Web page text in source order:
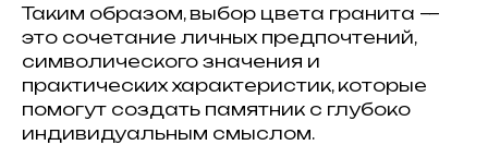
Таким образом, выбор цвета гранита —
это сочетание личных предпочтений,
символического значения и
практических характеристик, которые
помогут создать памятник с глубоко
индивидуальным смыслом.